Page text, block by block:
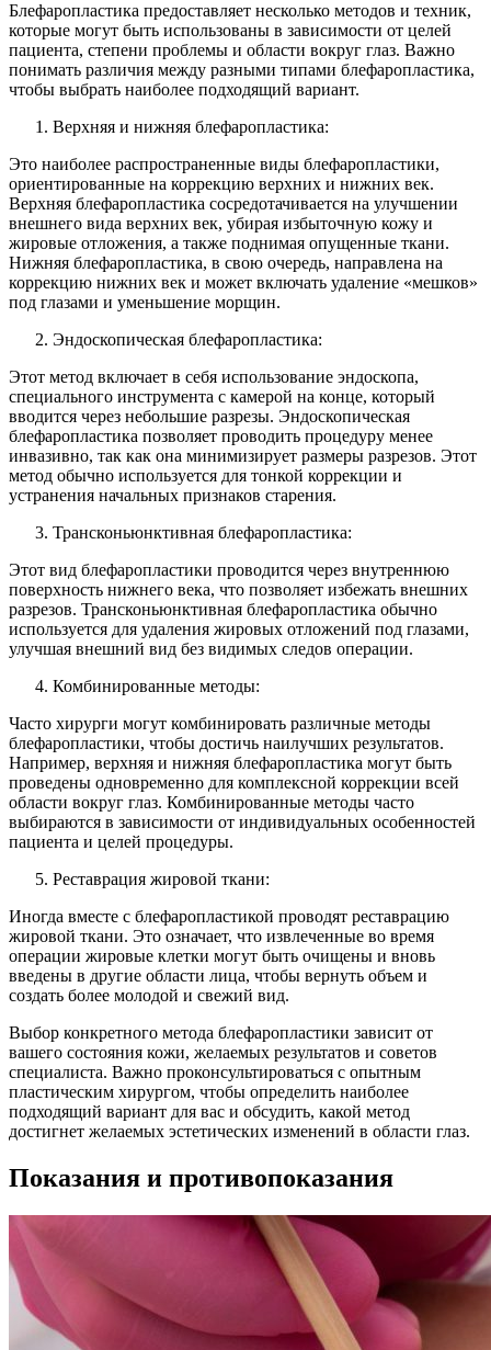
Блефаропластика предоставляет несколько методов и техник,
которые могут быть использованы в зависимости от целей
пациента, степени проблемы и области вокруг глаз. Важно
понимать различия между разными типами блефаропластика,
чтобы выбрать наиболее подходящий вариант.
Верхняя и нижняя блефаропластика:
Это наиболее распространенные виды блефаропластики,
ориентированные на коррекцию верхних и нижних век.
Верхняя блефаропластика сосредотачивается на улучшении
внешнего вида верхних век, убирая избыточную кожу и
жировые отложения, а также поднимая опущенные ткани.
Нижняя блефаропластика, в свою очередь, направлена на
коррекцию нижних век и может включать удаление «мешков»
под глазами и уменьшение морщин.
Эндоскопическая блефаропластика:
Этот метод включает в себя использование эндоскопа,
специального инструмента с камерой на конце, который
вводится через небольшие разрезы. Эндоскопическая
блефаропластика позволяет проводить процедуру менее
инвазивно, так как она минимизирует размеры разрезов. Этот
метод обычно используется для тонкой коррекции и
устранения начальных признаков старения.
Трансконьюнктивная блефаропластика:
Этот вид блефаропластики проводится через внутреннюю
поверхность нижнего века, что позволяет избежать внешних
разрезов. Трансконьюнктивная блефаропластика обычно
используется для удаления жировых отложений под глазами,
улучшая внешний вид без видимых следов операции.
Комбинированные методы:
Часто хирурги могут комбинировать различные методы
блефаропластики, чтобы достичь наилучших результатов.
Например, верхняя и нижняя блефаропластика могут быть
проведены одновременно для комплексной коррекции всей
области вокруг глаз. Комбинированные методы часто
выбираются в зависимости от индивидуальных особенностей
пациента и целей процедуры.
Реставрация жировой ткани:
Иногда вместе с блефаропластикой проводят реставрацию
жировой ткани. Это означает, что извлеченные во время
операции жировые клетки могут быть очищены и вновь
введены в другие области лица, чтобы вернуть объем и
создать более молодой и свежий вид.
Выбор конкретного метода блефаропластики зависит от
вашего состояния кожи, желаемых результатов и советов
специалиста. Важно проконсультироваться с опытным
пластическим хирургом, чтобы определить наиболее
подходящий вариант для вас и обсудить, какой метод
достигнет желаемых эстетических изменений в области глаз.
Показания и противопоказания